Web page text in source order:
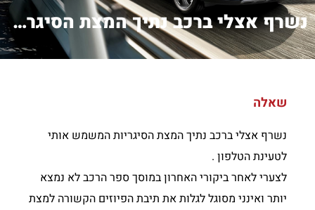
נשרף אצלי ברכב נתיך המצת הסיגריות המ...
שאלה
נשרף אצלי ברכב נתיך המצת הסיגריות המשמש אותי
לטעינת הטלפון .
לצערי לאחר ביקורי האחרון במוסך ספר הרכב לא נמצא
יותר ואינני מסוגל לגלות את תיבת הפיוזים הקשורה למצת